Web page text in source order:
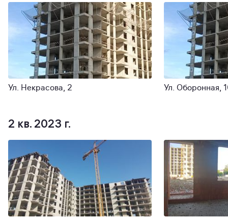
Ул. Некрасова, 2 Ул. Оборонная,
2 кв. 2023 г.